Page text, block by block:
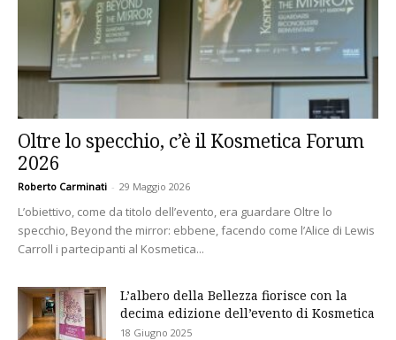
Oltre lo specchio, c’è il Kosmetica Forum
2026
Roberto Carminati - 29 Maggio 2026
L’obiettivo, come da titolo dell’evento, era guardare Oltre lo
specchio, Beyond the mirror: ebbene, facendo come l’Alice di Lewis
Carroll i partecipanti al Kosmetica...
L’albero della Bellezza fiorisce con la
decima edizione dell’evento di Kosmetica
18 Giugno 2025